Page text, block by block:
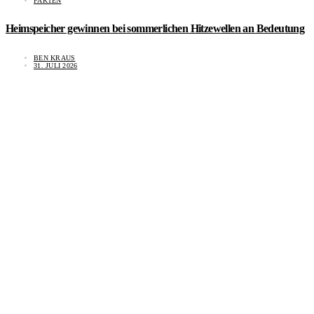
Heimspeicher gewinnen bei sommerlichen Hitzewellen an Bedeutung
BEN KRAUS
31. JULI 2026